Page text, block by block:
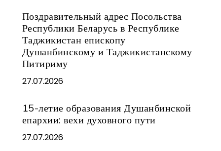
Поздравительный адрес Посольства
Республики Беларусь в Республике
Таджикистан епископу
Душанбинскому и Таджикистанскому
Питириму
27.07.2026
15-летие образования Душанбинской
епархии: вехи духовного пути
27.07.2026